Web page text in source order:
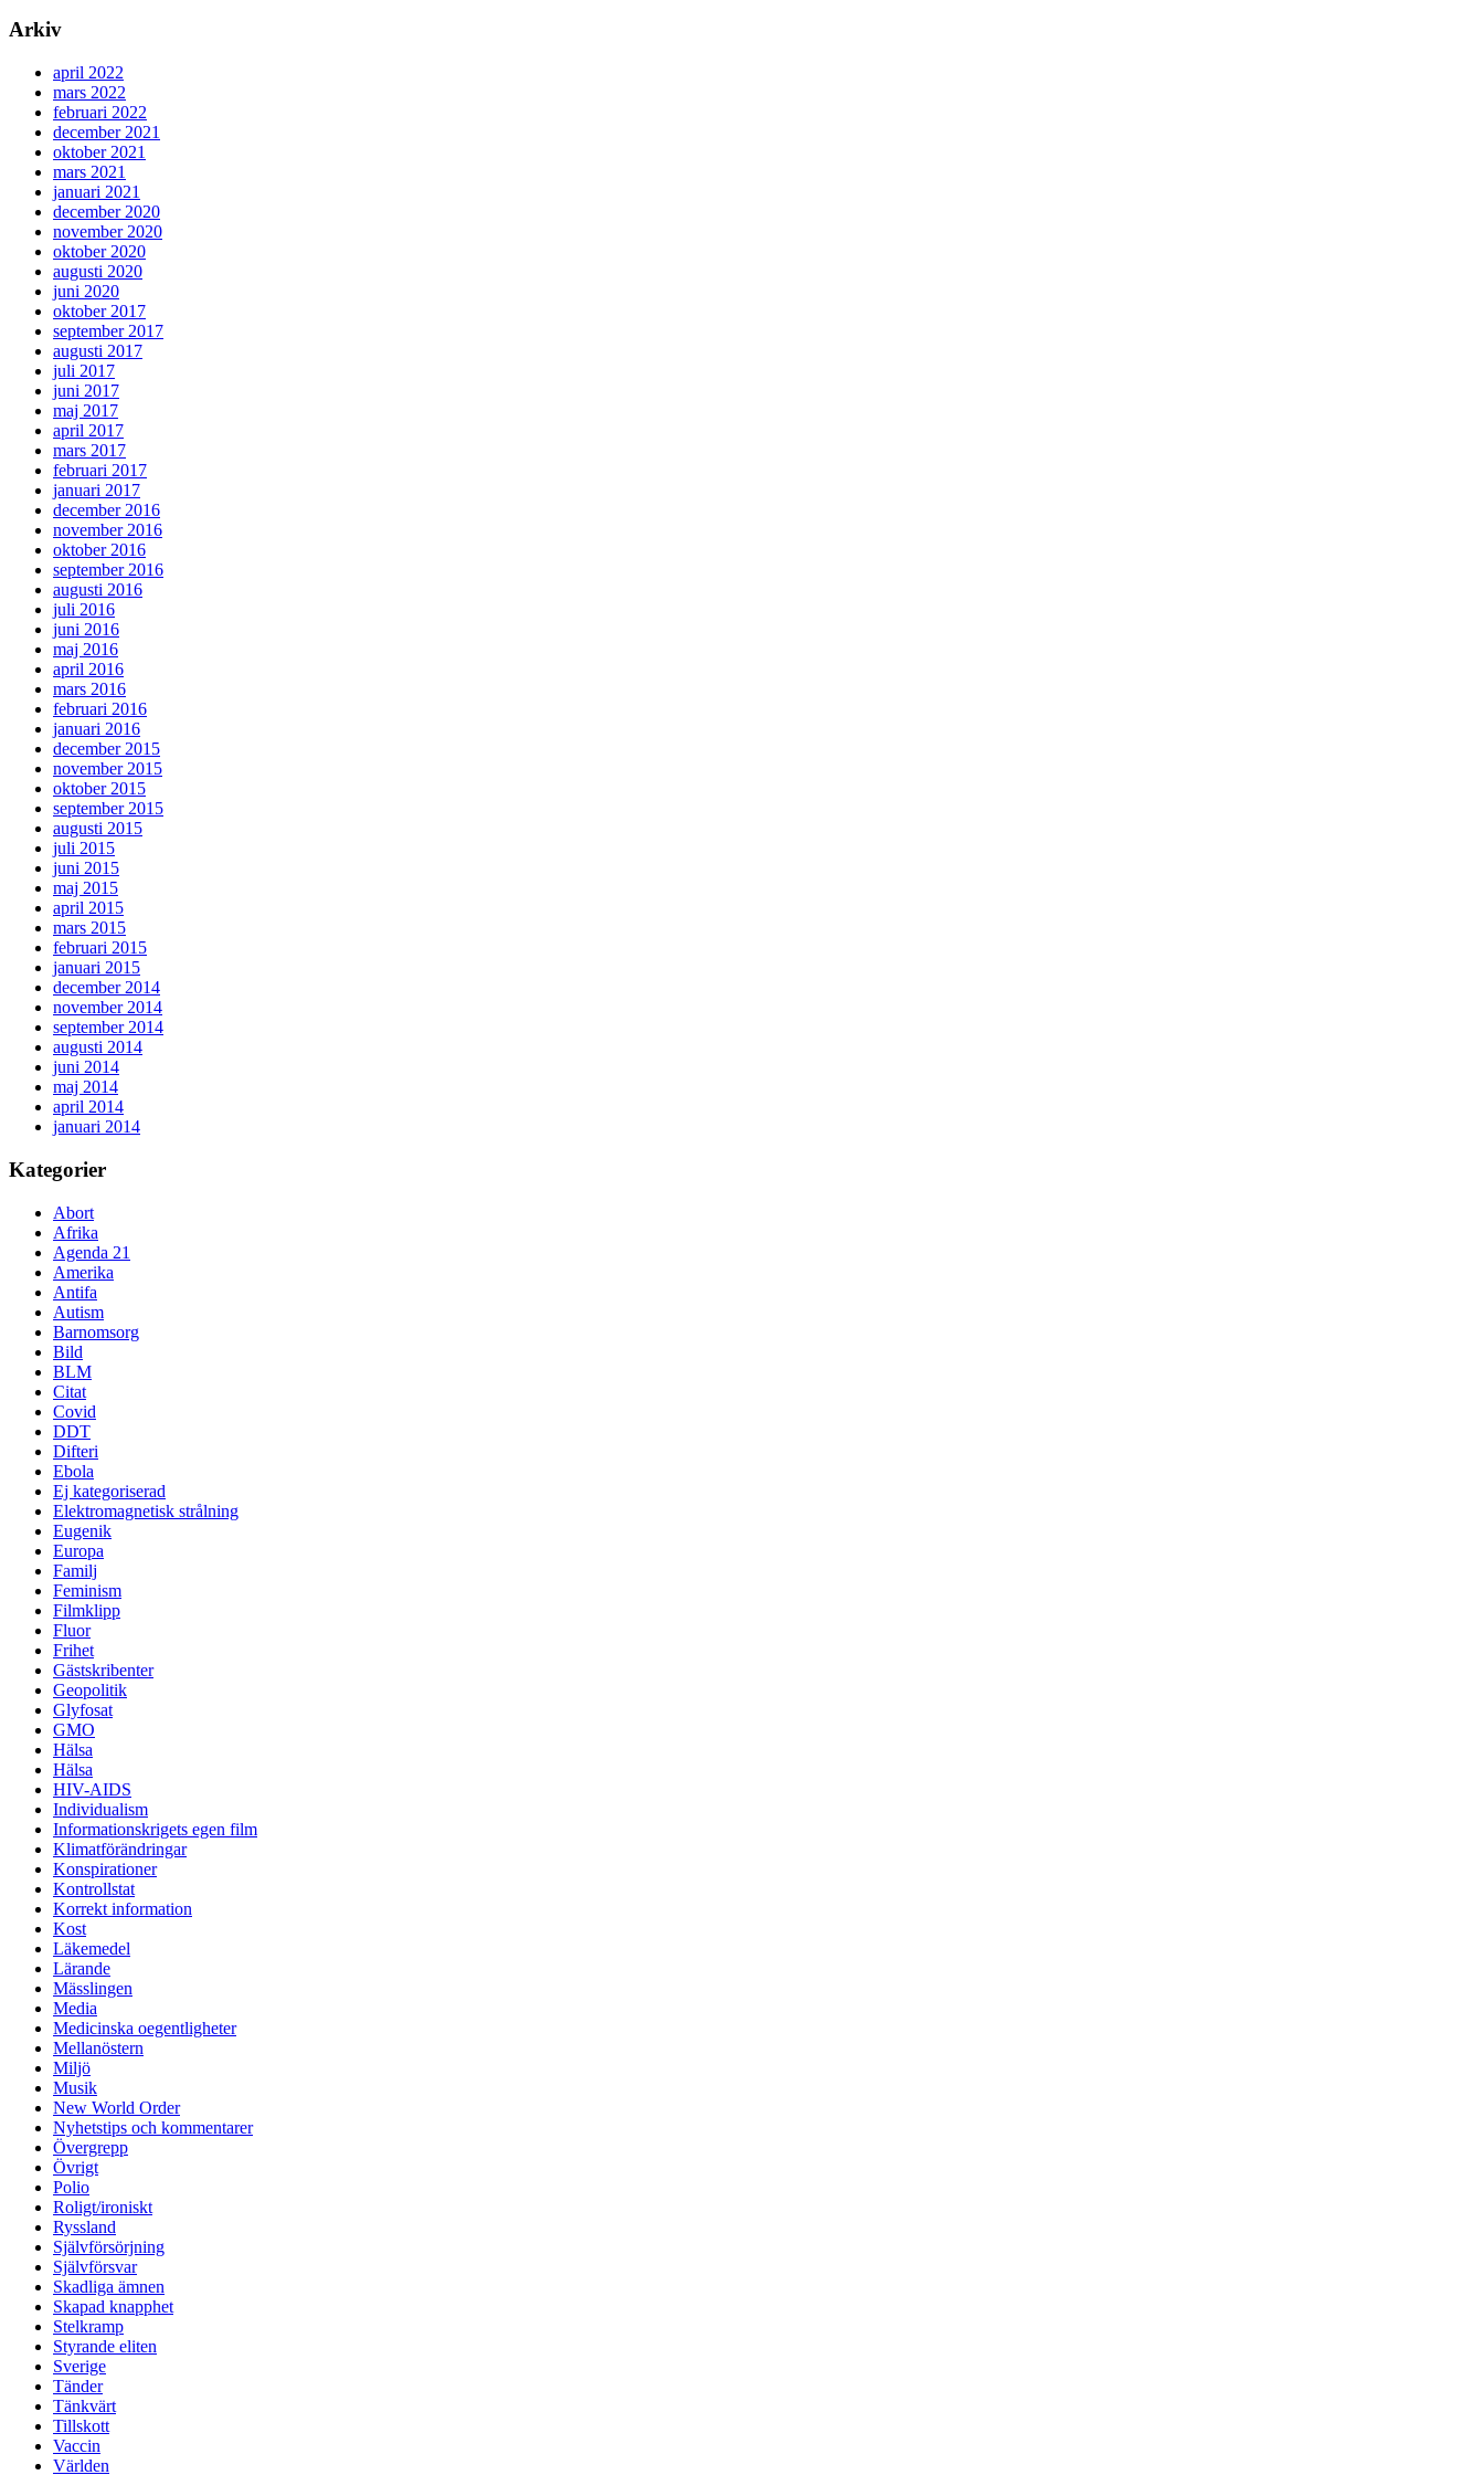
Arkiv
april 2022
mars 2022
februari 2022
december 2021
oktober 2021
mars 2021
januari 2021
december 2020
november 2020
oktober 2020
augusti 2020
juni 2020
oktober 2017
september 2017
augusti 2017
juli 2017
juni 2017
maj 2017
april 2017
mars 2017
februari 2017
januari 2017
december 2016
november 2016
oktober 2016
september 2016
augusti 2016
juli 2016
juni 2016
maj 2016
april 2016
mars 2016
februari 2016
januari 2016
december 2015
november 2015
oktober 2015
september 2015
augusti 2015
juli 2015
juni 2015
maj 2015
april 2015
mars 2015
februari 2015
januari 2015
december 2014
november 2014
september 2014
augusti 2014
juni 2014
maj 2014
april 2014
januari 2014
Kategorier
Abort
Afrika
Agenda 21
Amerika
Antifa
Autism
Barnomsorg
Bild
BLM
Citat
Covid
DDT
Difteri
Ebola
Ej kategoriserad
Elektromagnetisk strålning
Eugenik
Europa
Familj
Feminism
Filmklipp
Fluor
Frihet
Gästskribenter
Geopolitik
Glyfosat
GMO
Hälsa
Hälsa
HIV-AIDS
Individualism
Informationskrigets egen film
Klimatförändringar
Konspirationer
Kontrollstat
Korrekt information
Kost
Läkemedel
Lärande
Mässlingen
Media
Medicinska oegentligheter
Mellanöstern
Miljö
Musik
New World Order
Nyhetstips och kommentarer
Övergrepp
Övrigt
Polio
Roligt/ironiskt
Ryssland
Självförsörjning
Självförsvar
Skadliga ämnen
Skapad knapphet
Stelkramp
Styrande eliten
Sverige
Tänder
Tänkvärt
Tillskott
Vaccin
Världen